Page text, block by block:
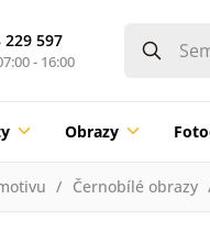
229 597
- 16:00
Obrazy
Černobílé obrazy